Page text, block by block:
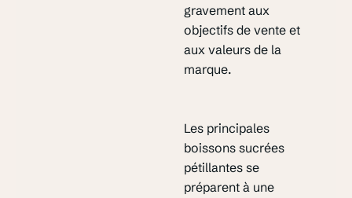
gravement aux
objectifs de vente et
aux valeurs de la
marque.
Les principales
boissons sucrées
pétillantes se
préparent à une